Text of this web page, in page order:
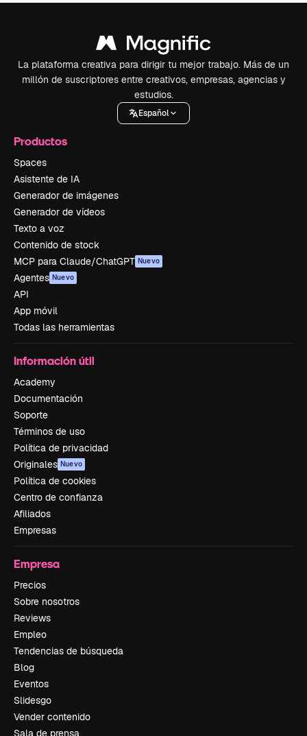
La plataforma creativa para dirigir tu mejor trabajo. Más de un
millón de suscriptores entre creativos, empresas, agencias y
estudios.
Español
Productos
Spaces
Asistente de IA
Generador de imágenes
Generador de vídeos
Texto a voz
Contenido de stock
MCP para Claude/ChatGPT Nuevo
Agentes Nuevo
API
App móvil
Todas las herramientas
Información útil
Academy
Documentación
Soporte
Términos de uso
Política de privacidad
Originales Nuevo
Política de cookies
Centro de confianza
Afiliados
Empresas
Empresa
Precios
Sobre nosotros
Reviews
Empleo
Tendencias de búsqueda
Blog
Eventos
Slidesgo
Vender contenido
Sala de prensa